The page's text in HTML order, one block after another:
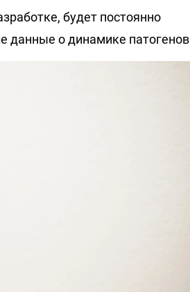
будет постоянно
данные о динамике патогенов